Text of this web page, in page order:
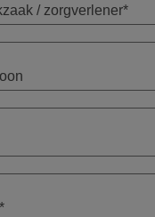
/ zorgverlener*
*